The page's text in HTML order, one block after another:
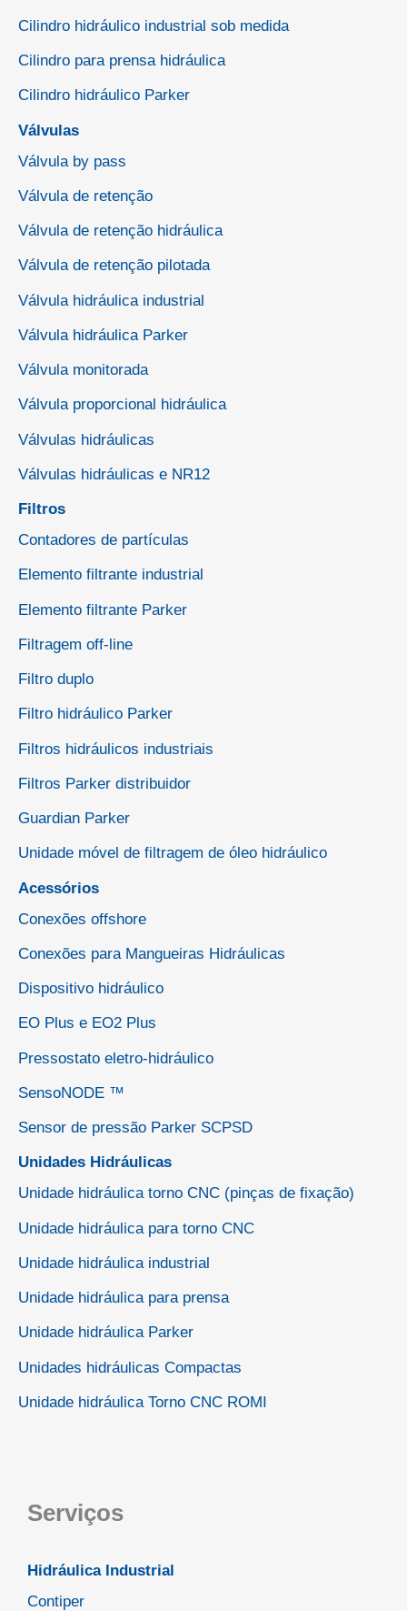
Cilindro hidráulico industrial sob medida
Cilindro para prensa hidráulica
Cilindro hidráulico Parker
Válvulas
Válvula by pass
Válvula de retenção
Válvula de retenção hidráulica
Válvula de retenção pilotada
Válvula hidráulica industrial
Válvula hidráulica Parker
Válvula monitorada
Válvula proporcional hidráulica
Válvulas hidráulicas
Válvulas hidráulicas e NR12
Filtros
Contadores de partículas
Elemento filtrante industrial
Elemento filtrante Parker
Filtragem off-line
Filtro duplo
Filtro hidráulico Parker
Filtros hidráulicos industriais
Filtros Parker distribuidor
Guardian Parker
Unidade móvel de filtragem de óleo hidráulico
Acessórios
Conexões offshore
Conexões para Mangueiras Hidráulicas
Dispositivo hidráulico
EO Plus e EO2 Plus
Pressostato eletro-hidráulico
SensoNODE ™
Sensor de pressão Parker SCPSD
Unidades Hidráulicas
Unidade hidráulica torno CNC (pinças de fixação)
Unidade hidráulica para torno CNC
Unidade hidráulica industrial
Unidade hidráulica para prensa
Unidade hidráulica Parker
Unidades hidráulicas Compactas
Unidade hidráulica Torno CNC ROMI
Serviços
Hidráulica Industrial
Contiper